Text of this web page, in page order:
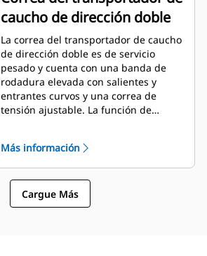
caucho de dirección doble
La correa del transportador de caucho
de dirección doble es de servicio
pesado y cuenta con una banda de
rodadura elevada con salientes y
entrantes curvos y una correa de
tensión ajustable. La función de
de realizar maniobras incómodas en
áreas estrechas.
Más información
Cargue Más